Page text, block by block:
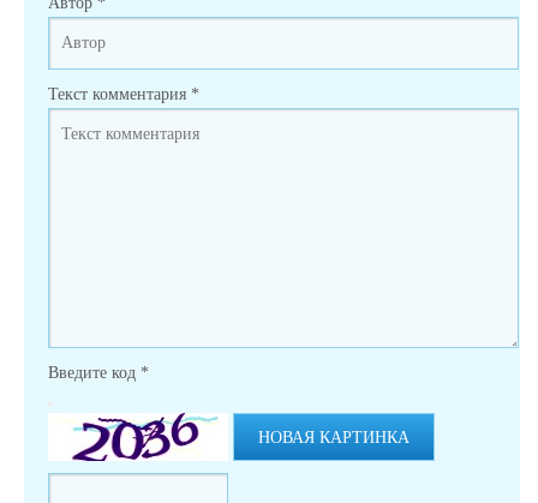
Текст комментария *
Введите код *
НОВАЯ КАРТИНКА